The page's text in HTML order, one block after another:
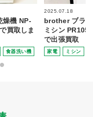
燥機 NP-
買取しま
食器洗い機
2025.07.18
brother ブラ
ミシン
で出張買取
家電 ミシン